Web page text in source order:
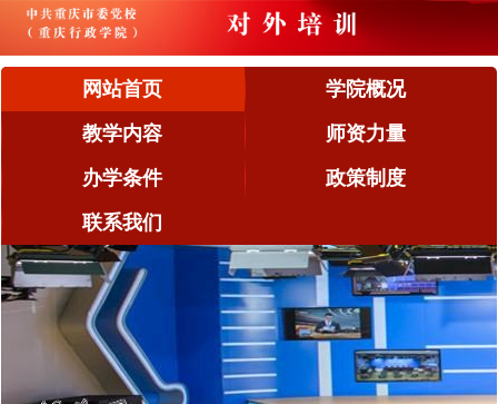
网站首页
学院概况
教学内容
师资力量
办学条件
政策制度
联系我们